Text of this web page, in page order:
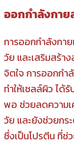
ออกกำลังกาย
การออกกำลังกา
วัย และเสริมสร้า
จิตใจ การออกกำ
ทำให้เซลล์ผิว ได้
พอ ช่วยลดความ
วัย และยังช่วยกร
ซึ่งเป็นโปรตีน ที่ช่